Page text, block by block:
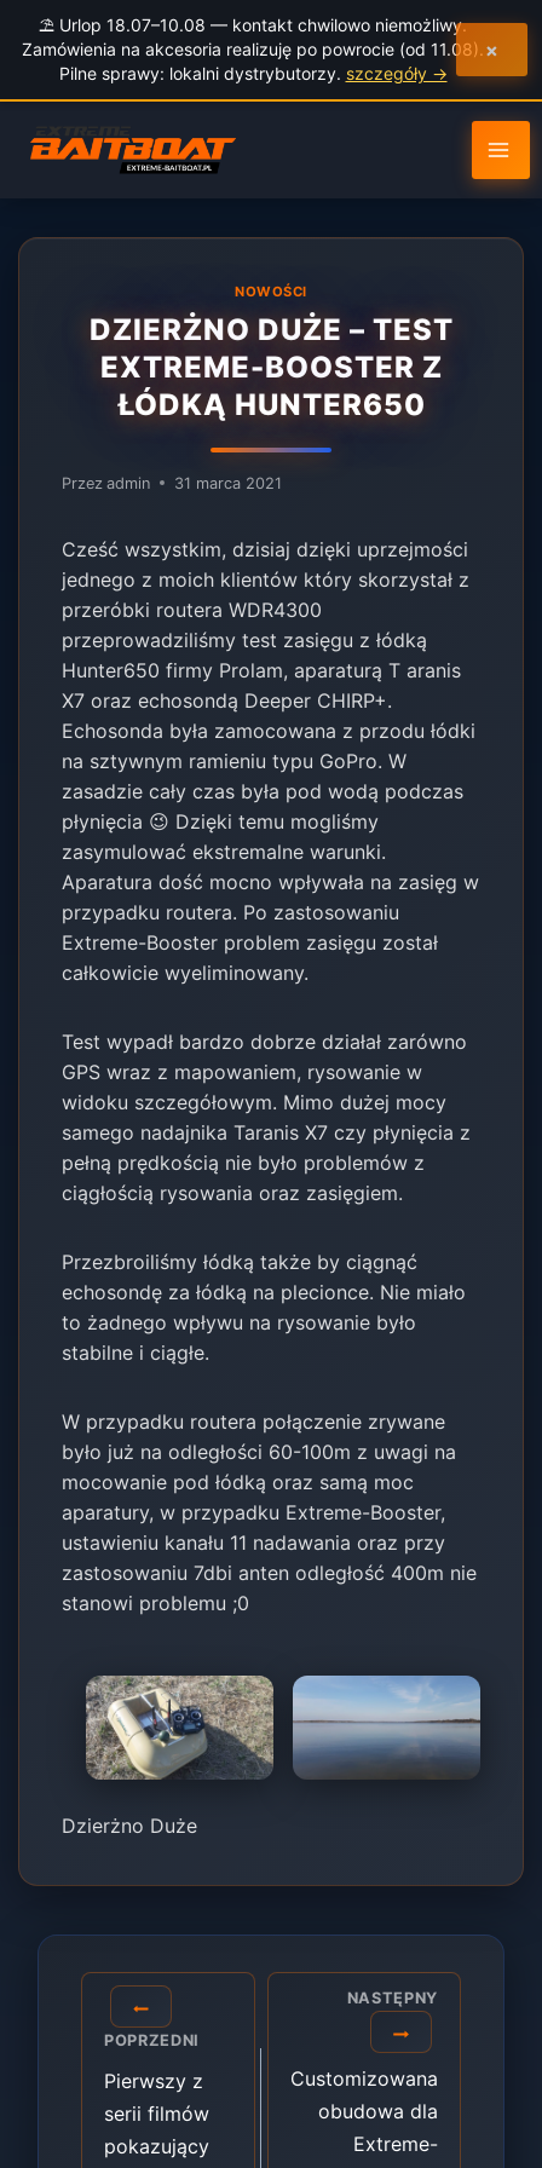
⛱️ Urlop 18.07–10.08 — kontakt chwilowo niemożliwy.
Zamówienia na akcesoria realizuję po powrocie (od 11.08).
Pilne sprawy: lokalni dystrybutorzy. szczegóły →
×
do
treści
NOWOŚCI
DZIERŻNO DUŻE – TEST
EXTREME-BOOSTER Z
ŁÓDKĄ HUNTER650
Przez admin 31 marca 2021
Cześć wszystkim, dzisiaj dzięki uprzejmości
jednego z moich klientów który skorzystał z
przeróbki routera WDR4300
przeprowadziliśmy test zasięgu z łódką
Hunter650 firmy Prolam, aparaturą T aranis
X7 oraz echosondą Deeper CHIRP+.
Echosonda była zamocowana z przodu łódki
na sztywnym ramieniu typu GoPro. W
zasadzie cały czas była pod wodą podczas
płynięcia 😉 Dzięki temu mogliśmy
zasymulować ekstremalne warunki.
Aparatura dość mocno wpływała na zasięg w
przypadku routera. Po zastosowaniu
Extreme-Booster problem zasięgu został
całkowicie wyeliminowany.
Test wypadł bardzo dobrze działał zarówno
GPS wraz z mapowaniem, rysowanie w
widoku szczegółowym. Mimo dużej mocy
samego nadajnika Taranis X7 czy płynięcia z
pełną prędkością nie było problemów z
ciągłością rysowania oraz zasięgiem.
Przezbroiliśmy łódką także by ciągnąć
echosondę za łódką na plecionce. Nie miało
to żadnego wpływu na rysowanie było
stabilne i ciągłe.
W przypadku routera połączenie zrywane
było już na odległości 60-100m z uwagi na
mocowanie pod łódką oraz samą moc
aparatury, w przypadku Extreme-Booster,
ustawieniu kanału 11 nadawania oraz przy
zastosowaniu 7dbi anten odległość 400m nie
stanowi problemu ;0
Dzierżno Duże
Nawigacja
wpisu
POPRZEDNI
Pierwszy z
serii filmów
pokazujący
NASTĘPNY
Customizowana
obudowa dla
Extreme-